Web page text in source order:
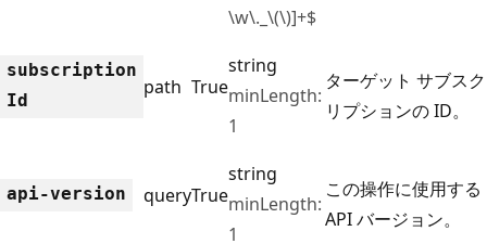
\w\._\(\)]+$
subscription
Id
path True
string
minLength:
1
ターゲット サブスク
リプションの ID。
api-version queryTrue
string
minLength:
1
この操作に使用する
API バージョン。